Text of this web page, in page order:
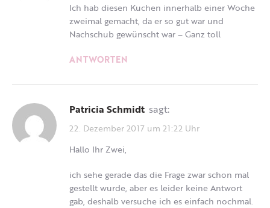
Ich hab diesen Kuchen innerhalb einer Woche
zweimal gemacht, da er so gut war und
Nachschub gewünscht war – Ganz toll
ANTWORTEN
Patricia Schmidt sagt:
22. Dezember 2017 um 21:22 Uhr
Hallo Ihr Zwei,
ich sehe gerade das die Frage zwar schon mal
gestellt wurde, aber es leider keine Antwort
gab, deshalb versuche ich es einfach nochmal.